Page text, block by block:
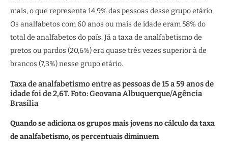
mais, o que representa 14,9% das pessoas desse grupo etário.
Os analfabetos com 60 anos ou mais de idade eram 58% do
total de analfabetos do país. Já a taxa de analfabetismo de
pretos ou pardos (20,6%) era quase três vezes superior à de
brancos (7,3%) nesse grupo etário.
Taxa de analfabetismo entre as pessoas de 15 a 59 anos de
idade foi de 2,6T. Foto: Geovana Albuquerque/Agência
Brasília
Quando se adiciona os grupos mais jovens no cálculo da taxa
de analfabetismo, os percentuais diminuem